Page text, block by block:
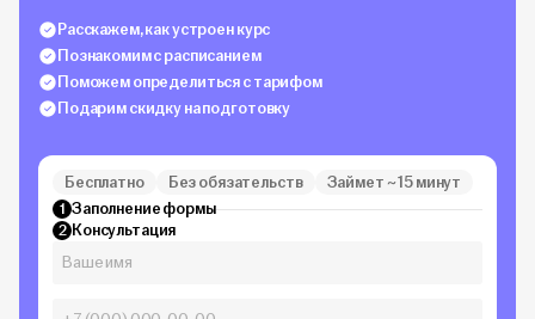
Расскажем, как устроен курс
Познакомим с расписанием
Поможем определиться с тарифом
Подарим скидку на подготовку
Бесплатно Без обязательств Займет ~ 15 минут
1 Заполнение формы
2 Консультация